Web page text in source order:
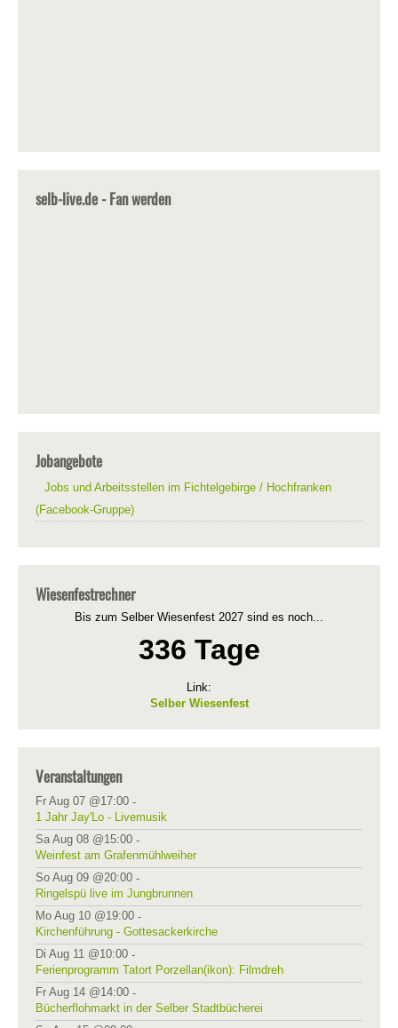
selb-live.de - Fan werden
Jobangebote
Jobs und Arbeitsstellen im Fichtelgebirge / Hochfranken
(Facebook-Gruppe)
Wiesenfestrechner
Bis zum Selber Wiesenfest 2027 sind es noch...
336 Tage
Link:
Selber Wiesenfest
Veranstaltungen
Fr Aug 07 @17:00 -
1 Jahr Jay'Lo - Livemusik
Sa Aug 08 @15:00 -
Weinfest am Grafenmühlweiher
So Aug 09 @20:00 -
Ringelspü live im Jungbrunnen
Mo Aug 10 @19:00 -
Kirchenführung - Gottesackerkirche
Di Aug 11 @10:00 -
Ferienprogramm Tatort Porzellan(ikon): Filmdreh
Fr Aug 14 @14:00 -
Bücherflohmarkt in der Selber Stadtbücherei